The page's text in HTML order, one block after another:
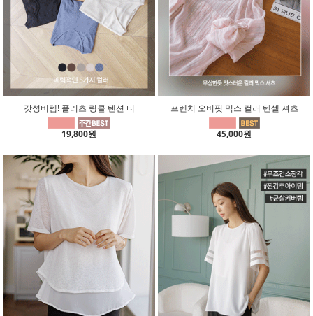
갓성비템! 플리츠 링클 텐션 티
19,800원
프렌치 오버핏 믹스 컬러 텐셀 셔츠
45,000원